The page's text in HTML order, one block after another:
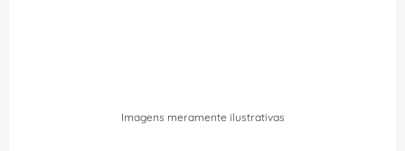
Imagens meramente ilustrativas